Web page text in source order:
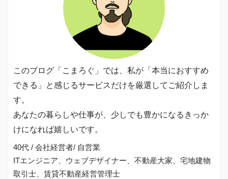
このブログ「こまろぐ」では、私が「本当におすすめ
できる」と感じるサービスだけを厳選してご紹介しま
す。
あなたの暮らしや仕事が、少しでも豊かになるきっか
けになれば嬉しいです。
40代 / 会社経営者/ 自営業
ITエンジニア、ウェブデザイナー、不動産大家、宅地建物
取引士、賃貸不動産経営管理士